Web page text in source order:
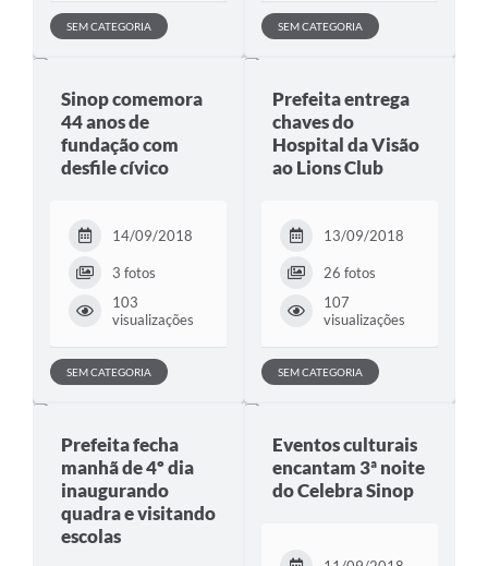
SEM CATEGORIA SEM CATEGORIA
Sinop comemora
44 anos de
fundação com
desfile cívico
14/09/2018
3 fotos
103
visualizações
SEM CATEGORIA
Prefeita entrega
chaves do
Hospital da Visão
ao Lions Club
13/09/2018
26 fotos
107
visualizações
SEM CATEGORIA
Prefeita fecha
manhã de 4º dia
inaugurando
quadra e visitando
escolas
Eventos culturais
encantam 3ª noite
do Celebra Sinop